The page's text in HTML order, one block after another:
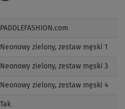
PADDLEFASHION.com
Neonowy zielony, zestaw męski 1
Neonowy zielony, zestaw męski 3
Neonowy zielony, zestaw męski 4
Tak